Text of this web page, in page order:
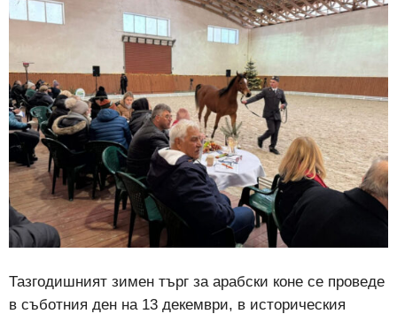
Тазгодишният зимен търг за арабски коне се проведе
в съботния ден на 13 декември, в историческия